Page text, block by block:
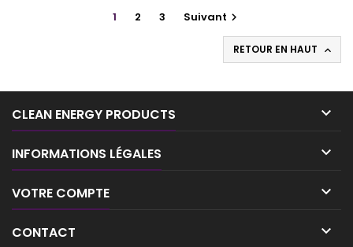
1 2 3 Suivant 
RETOUR EN HAUT 
CLEAN ENERGY PRODUCTS 
INFORMATIONS LÉGALES 
VOTRE COMPTE 
CONTACT 